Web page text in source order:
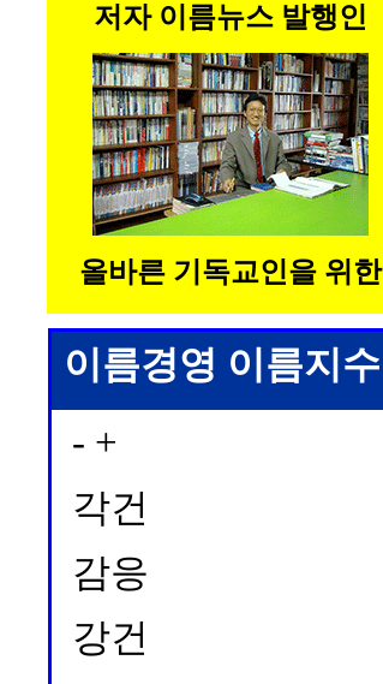
저자 이름뉴스 발행인
올바른 기독교인을 위한
이름경영 이름지수
- +
각건
감응
강건